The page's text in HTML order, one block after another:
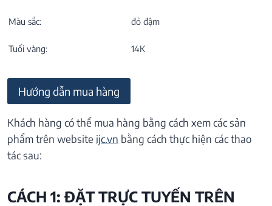
Màu sắc: đỏ đậm
Tuổi vàng: 14K
Hướng dẫn mua hàng
Khách hàng có thể mua hàng bằng cách xem các sản
phẩm trên website ijc.vn bằng cách thực hiện các thao
tác sau:
CÁCH 1: ĐẶT TRỰC TUYẾN TRÊN